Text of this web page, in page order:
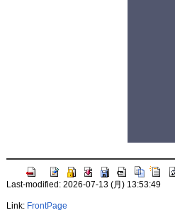
Last-modified: 2026-07-13 (月) 13:53:49
Link: FrontPage